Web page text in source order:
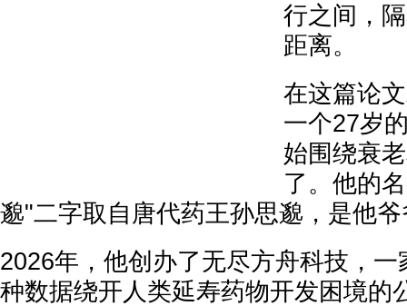
行之间，
距离。
在这篇论
一个27岁
始围绕衰
了。他的
邈"二字取自唐代药王孙思邈，是他
2026年，他创办了无尽方舟科技，
种数据绕开人类延寿药物开发困境的